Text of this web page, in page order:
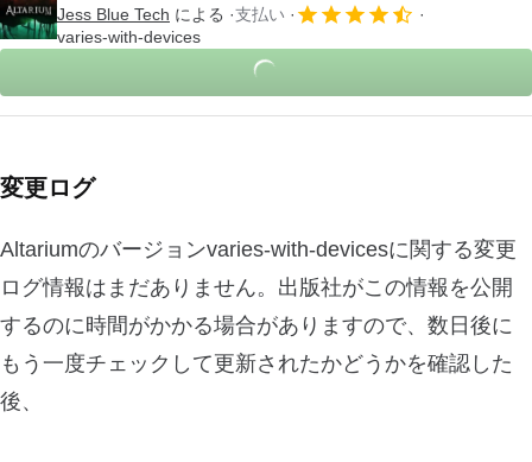
Jess Blue Tech による
支払い
varies-with-devices
変更ログ
Altariumのバージョンvaries-with-devicesに関する変更
ログ情報はまだありません。出版社がこの情報を公開
するのに時間がかかる場合がありますので、数日後に
もう一度チェックして更新されたかどうかを確認した
後、